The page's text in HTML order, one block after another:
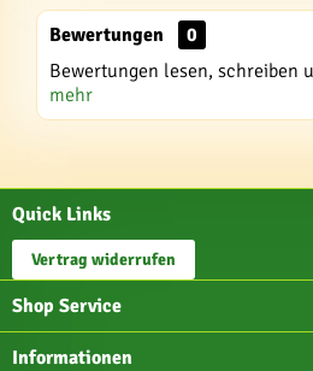
Bewertungen
0
Bewertungen lesen, schreiben
mehr
Quick Links
Vertrag widerrufen
Shop Service
Informationen